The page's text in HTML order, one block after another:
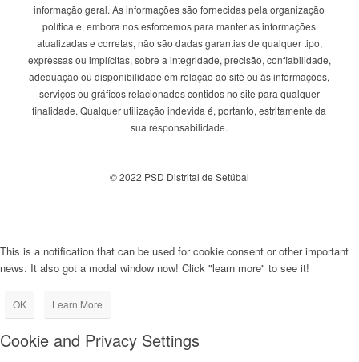
informação geral. As informações são fornecidas pela organização
política e, embora nos esforcemos para manter as informações
atualizadas e corretas, não são dadas garantias de qualquer tipo,
expressas ou implícitas, sobre a integridade, precisão, confiabilidade,
adequação ou disponibilidade em relação ao site ou às informações,
serviços ou gráficos relacionados contidos no site para qualquer
finalidade. Qualquer utilização indevida é, portanto, estritamente da
sua responsabilidade.
© 2022 PSD Distrital de Setúbal
This is a notification that can be used for cookie consent or other important
news. It also got a modal window now! Click "learn more" to see it!
OK Learn More
Cookie and Privacy Settings